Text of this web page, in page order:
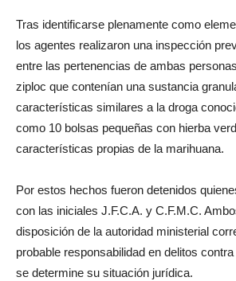
Tras identificarse plenamente como
los agentes realizaron una inspección
entre las pertenencias de ambas
ziploc que contenían una sustancia
características similares a la droga
como 10 bolsas pequeñas con hierba
características propias de la marihuana.
Por estos hechos fueron detenidos
con las iniciales J.F.C.A. y C.F.M.C.
disposición de la autoridad ministerial
probable responsabilidad en delitos
se determine su situación jurídica.